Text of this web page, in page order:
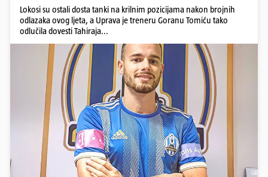
Lokosi su ostali dosta tanki na krilnim pozicijama nakon brojnih
odlazaka ovog ljeta, a Uprava je treneru Goranu Tomiću tako
odlučila dovesti Tahiraja...